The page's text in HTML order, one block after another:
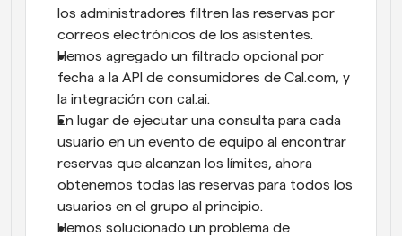
los administradores filtren las reservas por
correos electrónicos de los asistentes.
Hemos agregado un filtrado opcional por
fecha a la API de consumidores de Cal.com, y
la integración con cal.ai.
En lugar de ejecutar una consulta para cada
usuario en un evento de equipo al encontrar
reservas que alcanzan los límites, ahora
obtenemos todas las reservas para todos los
usuarios en el grupo al principio.
Hemos solucionado un problema de